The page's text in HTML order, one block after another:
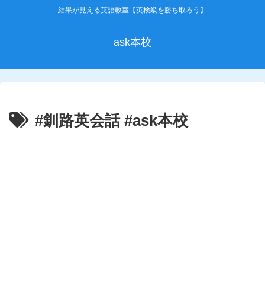
結果が見える英語教室【英検級を勝ち取ろう】
ask本校
#釧路英会話 #ask本校